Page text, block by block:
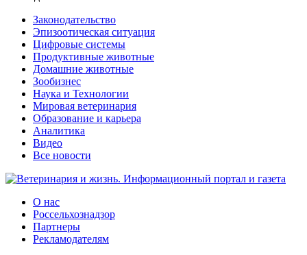
Законодательство
Эпизоотическая ситуация
Цифровые системы
Продуктивные животные
Домашние животные
Зообизнес
Наука и Технологии
Мировая ветеринария
Образование и карьера
Аналитика
Видео
Все новости
О нас
Россельхознадзор
Партнеры
Рекламодателям